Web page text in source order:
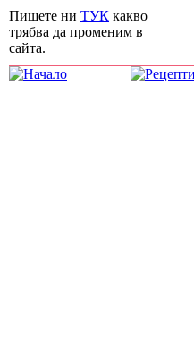
Пишете ни ТУК какво
трябва да променим в
сайта.